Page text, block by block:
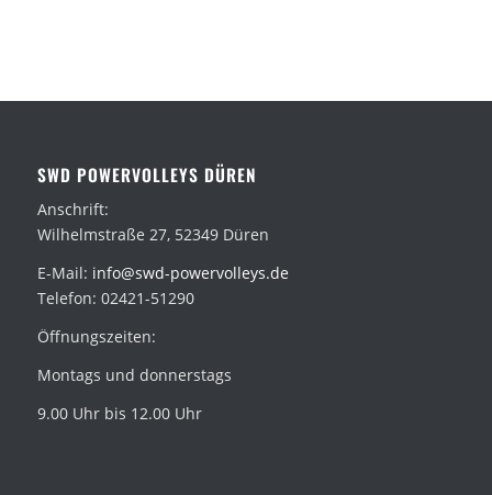
SWD POWERVOLLEYS DÜREN
Anschrift:
Wilhelmstraße 27, 52349 Düren
E-Mail: info@swd-powervolleys.de
Telefon: 02421-51290
Öffnungszeiten:
Montags und donnerstags
9.00 Uhr bis 12.00 Uhr